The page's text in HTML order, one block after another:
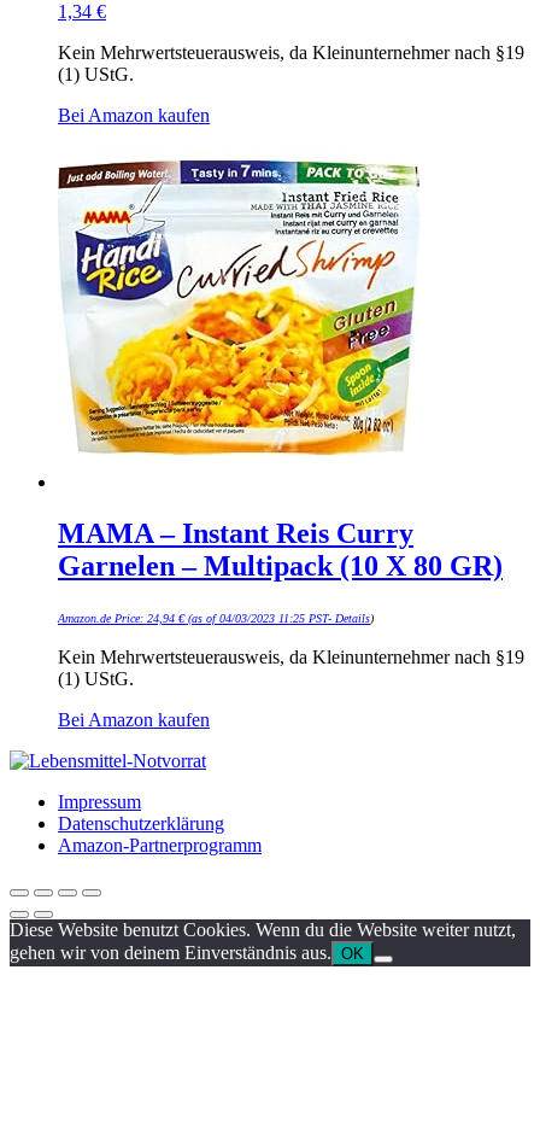
1,34 €
Kein Mehrwertsteuerausweis, da Kleinunternehmer nach §19
(1) UStG.
Bei Amazon kaufen
MAMA – Instant Reis Curry
Garnelen – Multipack (10 X 80 GR)
Amazon.de Price: 24,94 €(as of 04/03/2023 11:25 PST- Details)
Kein Mehrwertsteuerausweis, da Kleinunternehmer nach §19
(1) UStG.
Bei Amazon kaufen
Impressum
Datenschutzerklärung
Amazon-Partnerprogramm
Diese Website benutzt Cookies. Wenn du die Website weiter nutzt,
gehen wir von deinem Einverständnis aus. OK